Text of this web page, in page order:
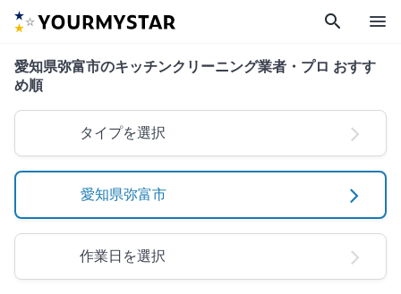
search menu
愛知県弥富市のキッチンクリーニング業者・プロ おすす
め順
タイプを選択
愛知県弥富市
作業日を選択